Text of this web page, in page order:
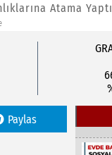
Atama Yaptı
Paylas